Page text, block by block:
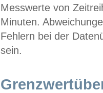
Messwerte von
Minuten.
Fehlern bei der
sein.